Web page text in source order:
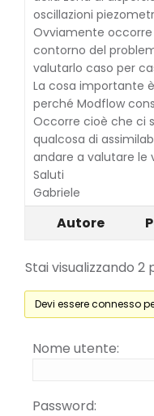
oscillazioni
Ovviamente
contorno del
valutarlo caso per
La cosa importante
perché Modflow
Occorre cioè che ci
qualcosa di
andare a valutare le
Saluti
Gabriele
Autore
Stai visualizzando 2
Devi essere connesso
Nome utente:
Password: